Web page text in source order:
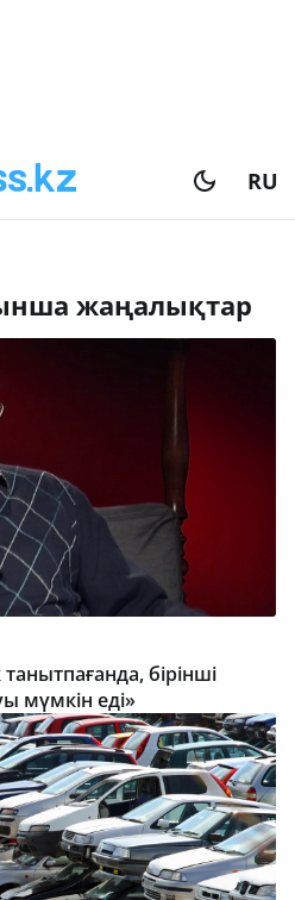
RU
жаңалықтар
бірінші
мүмкін еді»